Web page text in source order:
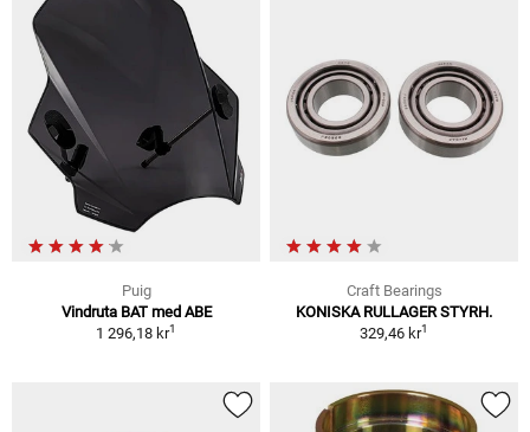
Puig
Vindruta BAT med ABE
1 296,18 kr1
Craft Bearings
KONISKA RULLAGER STYRH.
329,46 kr1